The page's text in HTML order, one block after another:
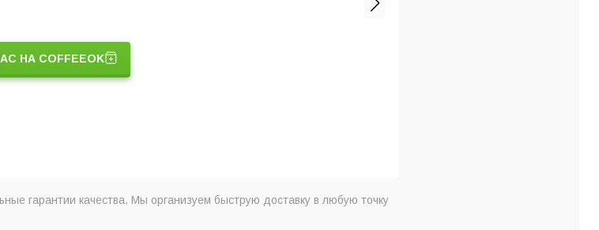
НА COFFEEOK
гарантии качества. Мы организуем быструю доставку в любую точку